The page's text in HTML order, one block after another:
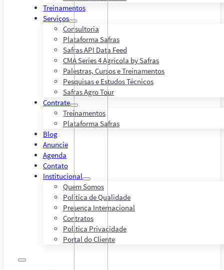
Treinamentos
Serviços
Consultoria
Plataforma Safras
Safras API Data Feed
CMA Series 4 Agrícola by Safras
Palestras, Cursos e Treinamentos
Pesquisas e Estudos Técnicos
Safras Agro Tour
Contrate
Treinamentos
Plataforma Safras
Blog
Anuncie
Agenda
Contato
Institucional
Quem Somos
Política de Qualidade
Presença Internacional
Contratos
Política Privacidade
Portal do Cliente